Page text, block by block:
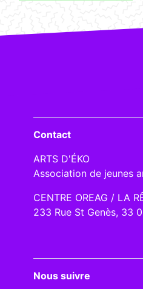
Contact
ARTS D'ÉKO
Association de jeunes
CENTRE OREAG / LA
233 Rue St Genès, 33
Nous suivre